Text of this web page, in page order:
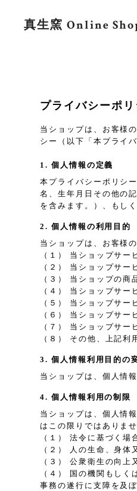
真生窯 Online
プライバシーポリ
当ショップは、お客様
シー（以下「本プライ
1. 個人情報の定義
本プライバシーポリシ
名、生年月日その他の
を含みます。）、もし
2. 個人情報の利用目的
当ショップは、お客様
（１） 当ショップサー
（２） 当ショップサ
（３） 当ショップの商
（４） 当ショップサ
（５） 当ショップサ
（６） 当ショップサ
（７） 当ショップサ
（８） その他、上記利
3. 個人情報利用目的の
当ショップは、個人情
4. 個人情報利用の制限
当ショップは、個人情
はこの限りではありませ
（１） 法令に基づく場
（２） 人の生命、身
（３） 公衆衛生の向
（４） 国の機関もし
事務の遂行に支障を及